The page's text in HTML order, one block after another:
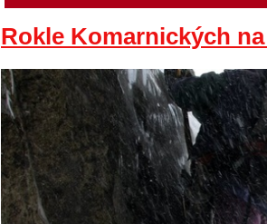
Rokle Komarnických